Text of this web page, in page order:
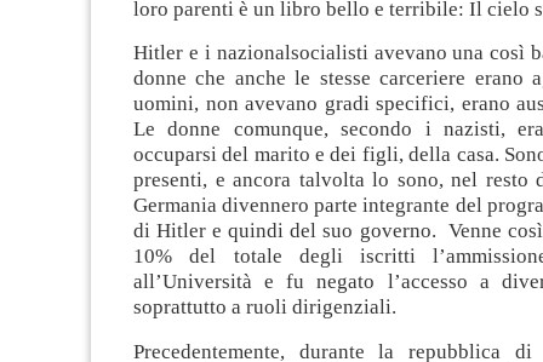
loro parenti è un libro bello e terribile: Il cielo
Hitler e i nazionalsocialisti avevano una così
donne che anche le stesse carceriere erano
uomini, non avevano gradi specifici, erano
Le donne comunque, secondo i nazisti,
occuparsi del marito e dei figli, della casa.
presenti, e ancora talvolta lo sono, nel resto
Germania divennero parte integrante del
di Hitler e quindi del suo governo. Venne
10% del totale degli iscritti
all’Università e fu negato l’accesso a
soprattutto a ruoli dirigenziali.
Precedentemente, durante la repubblica di